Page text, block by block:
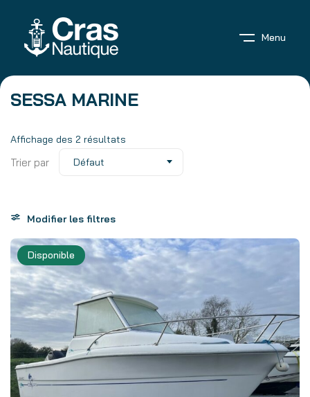
Menu
SESSA MARINE
Affichage des 2 résultats
Trier par Défaut
Modifier les filtres
Disponible